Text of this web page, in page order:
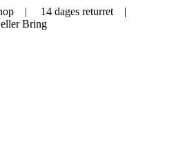
| 14 dages returret |
Bring